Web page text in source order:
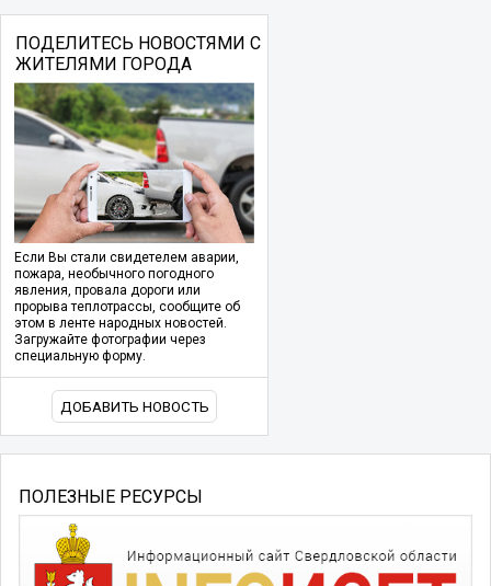
ПОДЕЛИТЕСЬ НОВОСТЯМИ С
ЖИТЕЛЯМИ ГОРОДА
Если Вы стали свидетелем аварии,
пожара, необычного погодного
явления, провала дороги или
прорыва теплотрассы, сообщите об
этом в ленте народных новостей.
Загружайте фотографии через
специальную форму.
ДОБАВИТЬ НОВОСТЬ
ПОЛЕЗНЫЕ РЕСУРСЫ